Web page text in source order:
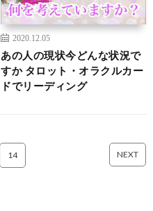
2020.12.05
あの人の現状今どんな状況で
すか タロット・オラクルカー
ドでリーディング
14 NEXT